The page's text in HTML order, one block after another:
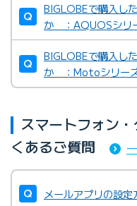
BIGLOBEで購入し
か ：AQUOSシリ
BIGLOBEで購入し
か ：Motoシリー
スマートフォン
くあるご質問
メールアプリの設定